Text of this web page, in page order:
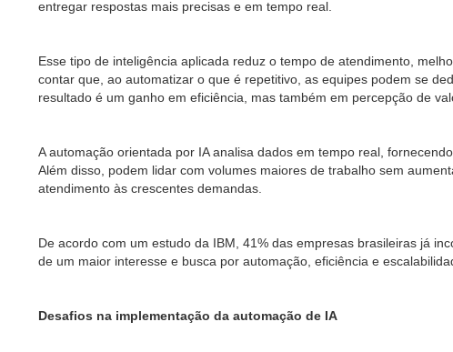
entregar respostas mais precisas e em tempo real.
Esse tipo de inteligência aplicada reduz o tempo de atendimento,
contar que, ao automatizar o que é repetitivo, as equipes podem se
resultado é um ganho em eficiência, mas também em percepção de
A automação orientada por IA analisa dados em tempo real,
Além disso, podem lidar com volumes maiores de trabalho sem
atendimento às crescentes demandas.
De acordo com um estudo da IBM, 41% das empresas brasileiras já
de um maior interesse e busca por automação, eficiência e
Desafios na implementação da automação de IA